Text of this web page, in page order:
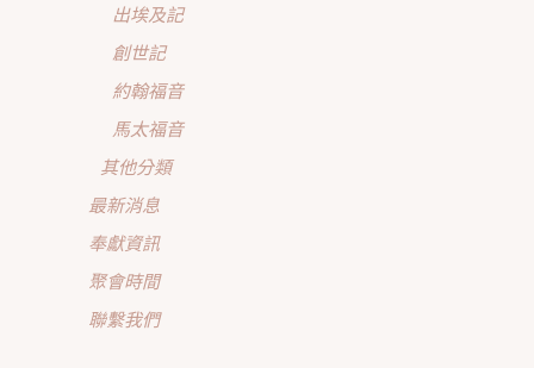
出埃及記
創世記
約翰福音
馬太福音
其他分類
最新消息
奉獻資訊
聚會時間
聯繫我們